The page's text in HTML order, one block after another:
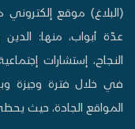
(البلاغ) موقع
عدّة أبواب، منها: الدين
النجاح، إستشارات
في خلال فترة وجيزة
المواقع الجادة، حيث